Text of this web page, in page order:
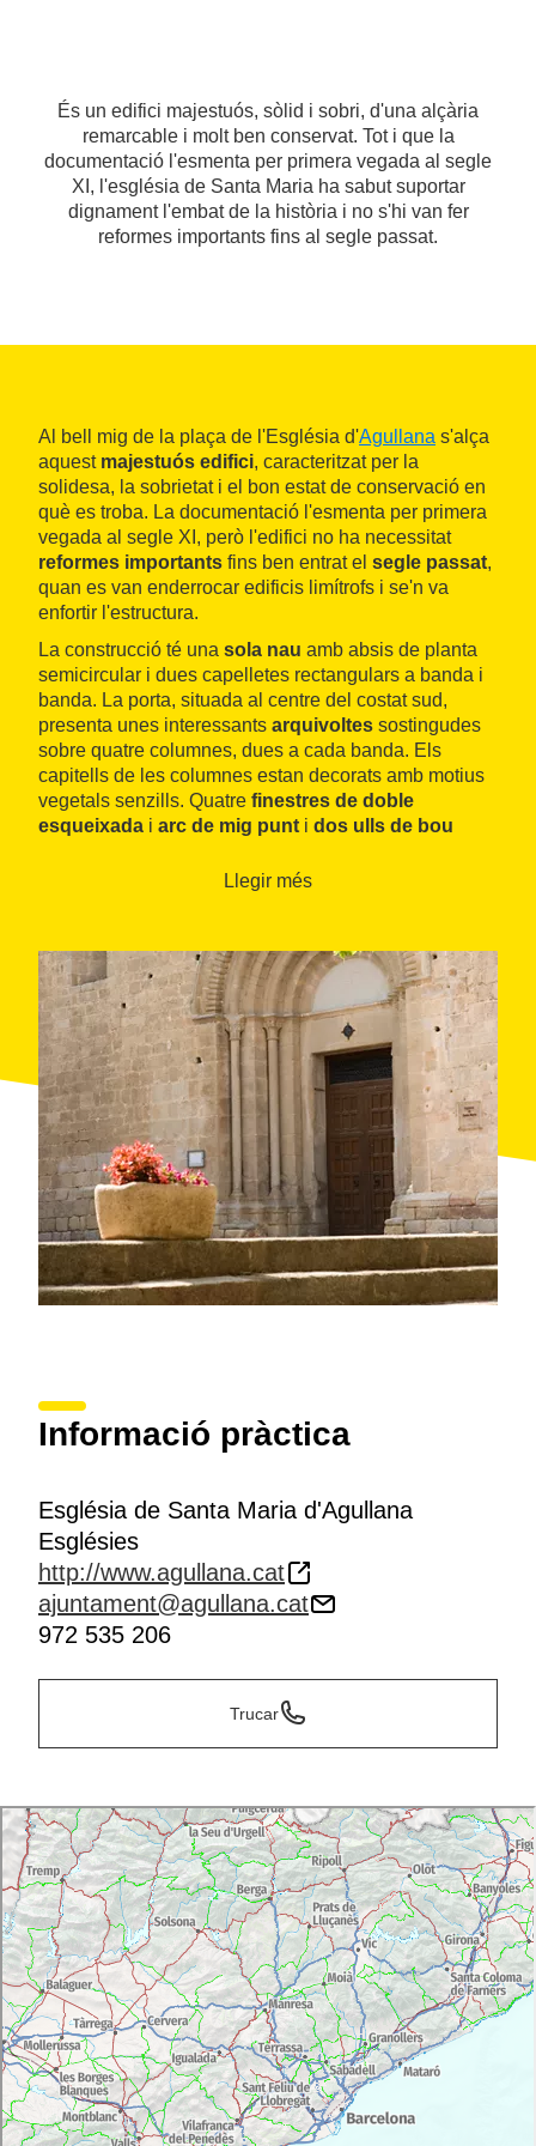
És un edifici majestuós, sòlid i sobri, d'una alçària
remarcable i molt ben conservat. Tot i que la
documentació l'esmenta per primera vegada al segle
XI, l'església de Santa Maria ha sabut suportar
dignament l'embat de la història i no s'hi van fer
reformes importants fins al segle passat.
Al bell mig de la plaça de l'Església d'Agullana s'alça
aquest majestuós edifici, caracteritzat per la
solidesa, la sobrietat i el bon estat de conservació en
què es troba. La documentació l'esmenta per primera
vegada al segle XI, però l'edifici no ha necessitat
reformes importants fins ben entrat el segle passat,
quan es van enderrocar edificis limítrofs i se'n va
enfortir l'estructura.
La construcció té una sola nau amb absis de planta
semicircular i dues capelletes rectangulars a banda i
banda. La porta, situada al centre del costat sud,
presenta unes interessants arquivoltes sostingudes
sobre quatre columnes, dues a cada banda. Els
capitells de les columnes estan decorats amb motius
vegetals senzills. Quatre finestres de doble
esqueixada i arc de mig punt i dos ulls de bou
Per visitar l'interior de l'església es poden demanar
Llegir més
Informació pràctica
Església de Santa Maria d'Agullana
Esglésies
http://www.agullana.cat
ajuntament@agullana.cat
972 535 206
Trucar